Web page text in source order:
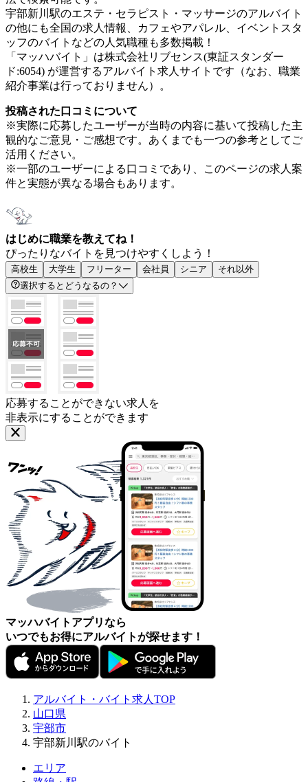
宇部新川駅のエステ・セラピスト・マッサージのアルバイト
の他にも全国の求人情報、カフェやアパレル、イベントスタ
ッフのバイトなどの人気職種も多数掲載！
「マッハバイト」は株式会社リブセンス(東証スタンダー
ド:6054) が運営するアルバイト求人サイトです（なお、職業
紹介事業は行っておりません）。
投稿された口コミについて
※実際に応募したユーザーが当時の内容に基いて投稿した主
観的なご意見・ご感想です。あくまでも一つの参考としてご
活用ください。
※一部のユーザーによる口コミであり、このページの求人案
件と実態が異なる場合もあります。
はじめに職業を教えてね！
ぴったりなバイトを見つけやすくしよう！
高校生 大学生 フリーター 会社員 シニア
それ以外
選択するとどうなるの？
応募することができない求人を
非表示にすることができます
マッハバイトアプリなら
いつでもお得にアルバイトが探せます！
アルバイト・バイト求人TOP
山口県
宇部市
宇部新川駅のバイト
エリア